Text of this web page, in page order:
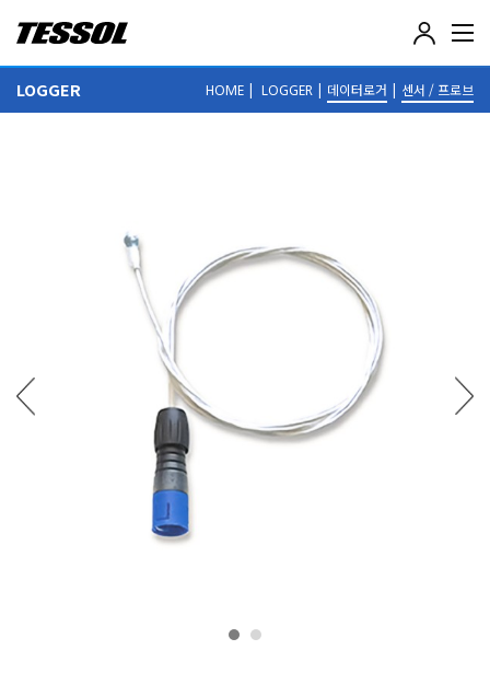
테
(
T
E
기
,
LOGGER HOME | LOGGER | 데이터로거 | 센서 / 프로브